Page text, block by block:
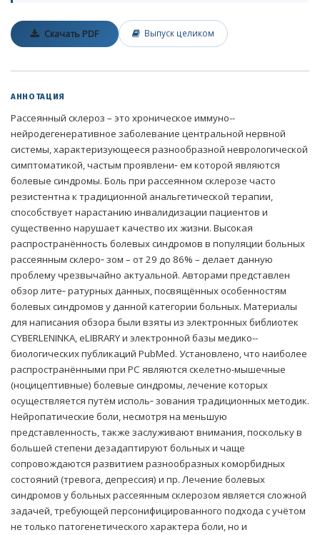
Скачать PDF Выпуск целиком
АННОТАЦИЯ
Рассеянный склероз – это хроническое иммуно-­
нейродегенеративное заболевание центральной нервной
системы, характеризующееся разнообразной неврологической
симптоматикой, частым проявлени‑ ем которой являются
болевые синдромы. Боль при рассеянном склерозе часто
резистентна к традиционной анальгетической терапии,
способствует нарастанию инвалидизации пациентов и
существенно нарушает качество их жизни. Высокая
распространённость болевых синдромов в популяции больных
рассеянным склеро‑ зом – от 29 до 86% – делает данную
проблему чрезвычайно актуальной. Авторами представлен
обзор лите‑ ратурных данных, посвящённых особенностям
болевых синдромов у данной категории больных. Материалы
для написания обзора были взяты из электронных библиотек
CYBERLENINKA, eLIBRARY и электронной базы медико-­
биологических публикаций PubMed. Установлено, что наиболее
распространёнными при РС являются скелетно-­мышечные
(ноцицептивные) болевые синдромы, лечение которых
осуществляется путём исполь‑ зования традиционных методик.
Нейропатические боли, несмотря на меньшую
представленность, также заслуживают внимания, поскольку в
большей степени дезадаптируют больных и чаще
сопровождаются развитием разнообразных коморбидных
состояний (тревога, депрессия) и пр. Лечение болевых
синдромов у больных рассеянным склерозом является сложной
задачей, требующей персонифицированного подхода с учётом
не только патогенетического характера боли, но и